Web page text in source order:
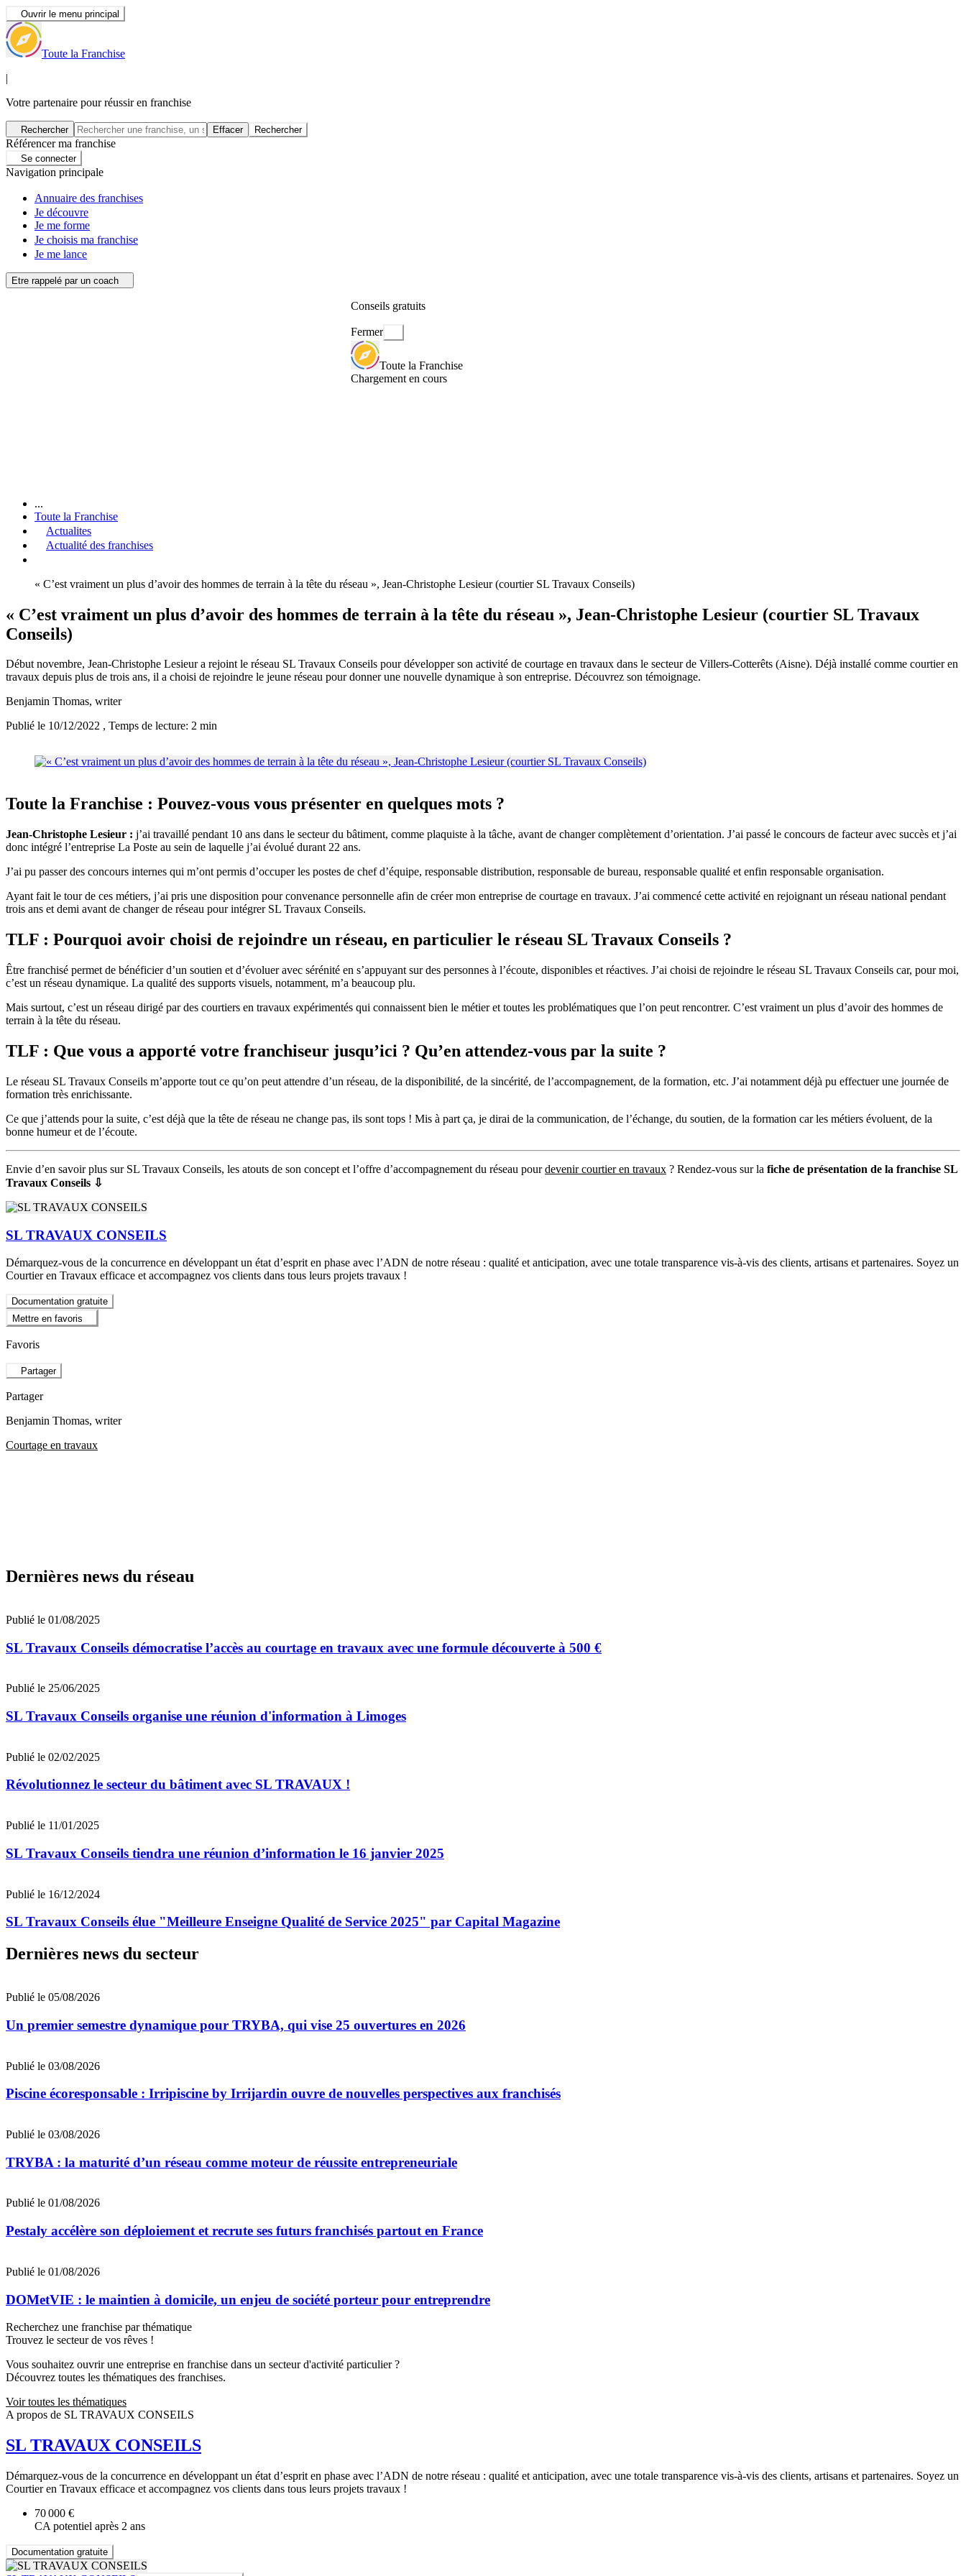
Ouvrir le menu principal
Toute la Franchise
|
Votre partenaire pour réussir en franchise
Rechercher Effacer Rechercher
Référencer ma franchise
Se connecter
Navigation principale
Annuaire des franchises
Je découvre
Je me forme
Je choisis ma franchise
Je me lance
Etre rappelé par un coach
Conseils gratuits
Fermer
Toute la Franchise
Chargement en cours
...
Toute la Franchise
Actualites
Actualité des franchises
« C’est vraiment un plus d’avoir des hommes de terrain à la tête du réseau », Jean-Christophe Lesieur (courtier SL Travaux Conseils)
« C’est vraiment un plus d’avoir des hommes de terrain à la tête du réseau », Jean-Christophe Lesieur (courtier SL Travaux
Conseils)
Début novembre, Jean-Christophe Lesieur a rejoint le réseau SL Travaux Conseils pour développer son activité de courtage en travaux dans le secteur de Villers-Cotterêts (Aisne). Déjà installé comme courtier en
travaux depuis plus de trois ans, il a choisi de rejoindre le jeune réseau pour donner une nouvelle dynamique à son entreprise. Découvrez son témoignage.
Benjamin Thomas, writer
Publié le 10/12/2022 , Temps de lecture: 2 min
Toute la Franchise : Pouvez-vous vous présenter en quelques mots ?
Jean-Christophe Lesieur : j’ai travaillé pendant 10 ans dans le secteur du bâtiment, comme plaquiste à la tâche, avant de changer complètement d’orientation. J’ai passé le concours de facteur avec succès et j’ai
donc intégré l’entreprise La Poste au sein de laquelle j’ai évolué durant 22 ans.
J’ai pu passer des concours internes qui m’ont permis d’occuper les postes de chef d’équipe, responsable distribution, responsable de bureau, responsable qualité et enfin responsable organisation.
Ayant fait le tour de ces métiers, j’ai pris une disposition pour convenance personnelle afin de créer mon entreprise de courtage en travaux. J’ai commencé cette activité en rejoignant un réseau national pendant
trois ans et demi avant de changer de réseau pour intégrer SL Travaux Conseils.
TLF : Pourquoi avoir choisi de rejoindre un réseau, en particulier le réseau SL Travaux Conseils ?
Être franchisé permet de bénéficier d’un soutien et d’évoluer avec sérénité en s’appuyant sur des personnes à l’écoute, disponibles et réactives. J’ai choisi de rejoindre le réseau SL Travaux Conseils car, pour moi,
c’est un réseau dynamique. La qualité des supports visuels, notamment, m’a beaucoup plu.
Mais surtout, c’est un réseau dirigé par des courtiers en travaux expérimentés qui connaissent bien le métier et toutes les problématiques que l’on peut rencontrer. C’est vraiment un plus d’avoir des hommes de
terrain à la tête du réseau.
TLF : Que vous a apporté votre franchiseur jusqu’ici ? Qu’en attendez-vous par la suite ?
Le réseau SL Travaux Conseils m’apporte tout ce qu’on peut attendre d’un réseau, de la disponibilité, de la sincérité, de l’accompagnement, de la formation, etc. J’ai notamment déjà pu effectuer une journée de
formation très enrichissante.
Ce que j’attends pour la suite, c’est déjà que la tête de réseau ne change pas, ils sont tops ! Mis à part ça, je dirai de la communication, de l’échange, du soutien, de la formation car les métiers évoluent, de la
bonne humeur et de l’écoute.
Envie d’en savoir plus sur SL Travaux Conseils, les atouts de son concept et l’offre d’accompagnement du réseau pourdevenir courtier en travaux ? Rendez-vous sur la fiche de présentation de la franchise SL
Travaux Conseils ⇩
SL TRAVAUX CONSEILS
Démarquez-vous de la concurrence en développant un état d’esprit en phase avec l’ADN de notre réseau : qualité et anticipation, avec une totale transparence vis-à-vis des clients, artisans et partenaires. Soyez un
Courtier en Travaux efficace et accompagnez vos clients dans tous leurs projets travaux !
Documentation gratuite
Mettre en favoris
Favoris
Partager
Partager
Benjamin Thomas, writer
Courtage en travaux
Dernières news du réseau
Publié le 01/08/2025
SL Travaux Conseils démocratise l’accès au courtage en travaux avec une formule découverte à 500 €
Publié le 25/06/2025
SL Travaux Conseils organise une réunion d'information à Limoges
Publié le 02/02/2025
Révolutionnez le secteur du bâtiment avec SL TRAVAUX !
Publié le 11/01/2025
SL Travaux Conseils tiendra une réunion d’information le 16 janvier 2025
Publié le 16/12/2024
SL Travaux Conseils élue "Meilleure Enseigne Qualité de Service 2025" par Capital Magazine
Dernières news du secteur
Publié le 05/08/2026
Un premier semestre dynamique pour TRYBA, qui vise 25 ouvertures en 2026
Publié le 03/08/2026
Piscine écoresponsable : Irripiscine by Irrijardin ouvre de nouvelles perspectives aux franchisés
Publié le 03/08/2026
TRYBA : la maturité d’un réseau comme moteur de réussite entrepreneuriale
Publié le 01/08/2026
Pestaly accélère son déploiement et recrute ses futurs franchisés partout en France
Publié le 01/08/2026
DOMetVIE : le maintien à domicile, un enjeu de société porteur pour entreprendre
Recherchez une franchise par thématique
Trouvez le secteur de vos rêves !
Vous souhaitez ouvrir une entreprise en franchise dans un secteur d'activité particulier ?
Découvrez toutes les thématiques des franchises.
Voir toutes les thématiques
A propos de SL TRAVAUX CONSEILS
SL TRAVAUX CONSEILS
Démarquez-vous de la concurrence en développant un état d’esprit en phase avec l’ADN de notre réseau : qualité et anticipation, avec une totale transparence vis-à-vis des clients, artisans et partenaires. Soyez un
Courtier en Travaux efficace et accompagnez vos clients dans tous leurs projets travaux !
70 000 €
CA potentiel après 2 ans
Documentation gratuite